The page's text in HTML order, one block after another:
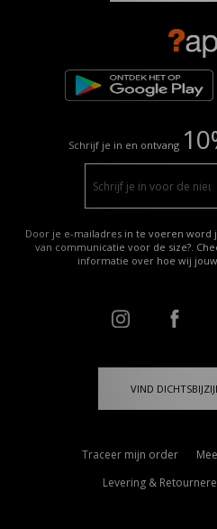
Schrijf je in en ontvang
Door je e-mailadres in te voeren word
van communicatie voor de size?.
informatie over hoe wij jouw
VIND
Traceer mijn order
Levering &